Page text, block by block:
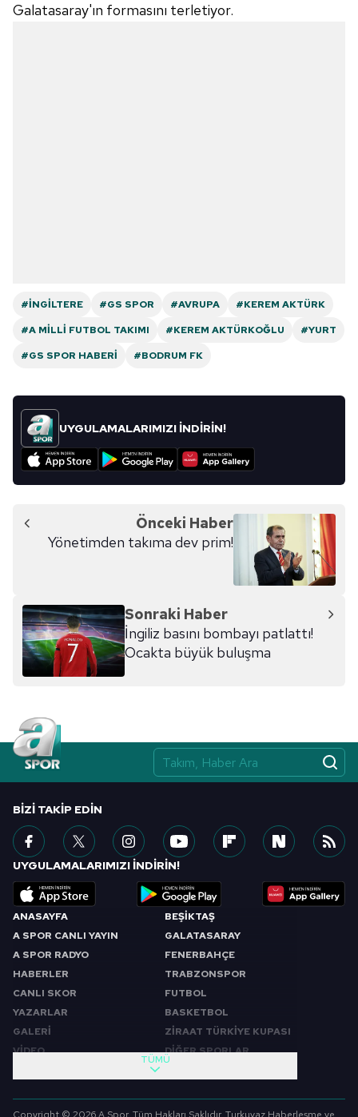
Galatasaray'ın formasını terletiyor.
#İNGILTERE #GS SPOR #AVRUPA
#KEREM AKTÜRK
#A MILLI FUTBOL TAKIMI
#KEREM AKTÜRKOĞLU
#YURT
#GS SPOR HABERI
#BODRUM FK
UYGULAMALARIMIZI İNDİRİN!
Önceki Haber
Yönetimden takıma dev prim!
Sonraki Haber
İngiliz basını bombayı patlattı!
Ocakta büyük buluşma
ANASAYFA
A SPOR CANLI YAYIN
A SPOR RADYO
HABERLER
CANLI SKOR
YAZARLAR
GALERİ
VİDEO
BEŞİKTAŞ
GALATASARAY
FENERBAHÇE
TRABZONSPOR
FUTBOL
BASKETBOL
ZİRAAT TÜRKİYE KUPASI
DİĞER SPORLAR
SABAH SPORU
FUTBOL
TÜMÜ
BIZI TAKIP EDIN
UYGULAMALARIMIZI İNDİRİN!